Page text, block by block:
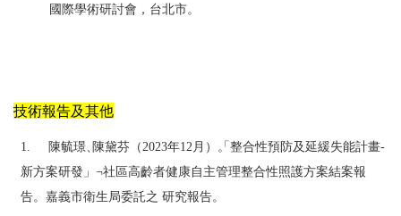
國際學術研討會，台北市。
技術報告及其他
1. 陳毓璟、 陳黛芬 （2023年12月） 「整合性預防及延緩失能計畫-
新方案研發」 ¬社區高齡者健康自主管理整合性照護方案結案報
告。嘉義市衛生局委託之 研究報告。